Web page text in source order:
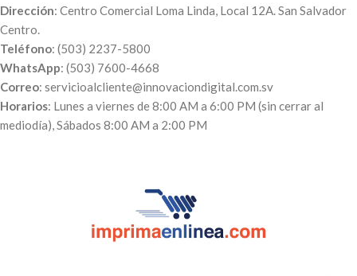
Dirección: Centro Comercial Loma Linda, Local 12A. San Salvador
Centro.
Teléfono: (503) 2237-5800
WhatsApp: (503) 7600-4668
Correo: servicioalcliente@innovaciondigital.com.sv
Horarios: Lunes a viernes de 8:00 AM a 6:00 PM (sin cerrar al
mediodía), Sábados 8:00 AM a 2:00 PM